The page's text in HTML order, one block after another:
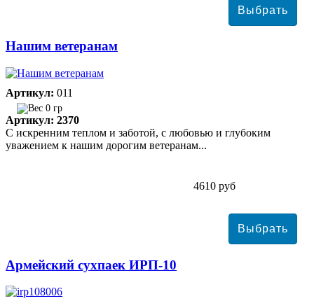
Нашим ветеранам
Артикул: 011
0 гр
Артикул: 2370
С искренним теплом и заботой, с любовью и глубоким
уважением к нашим дорогим ветеранам...
4610 руб
Армейский сухпаек ИРП-10